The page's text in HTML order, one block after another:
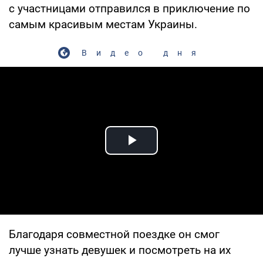
с участницами отправился в приключение по
самым красивым местам Украины.
Видео дня
Play Video
Благодаря совместной поездке он смог
лучше узнать девушек и посмотреть на их